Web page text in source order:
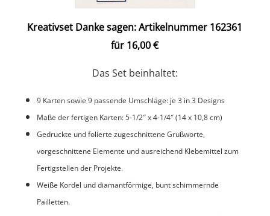
Kreativset Danke sagen: Artikelnummer 162361
für 16,00 €
Das Set beinhaltet:
9 Karten sowie 9 passende Umschläge: je 3 in 3 Designs
Maße der fertigen Karten: 5-1/2″ x 4-1/4″ (14 x 10,8 cm)
Gedruckte und folierte zugeschnittene Grußworte,
vorgeschnittene Elemente und ausreichend Klebemittel zum
Fertigstellen der Projekte.
Weiße Kordel und diamantförmige, bunt schimmernde
Pailletten.